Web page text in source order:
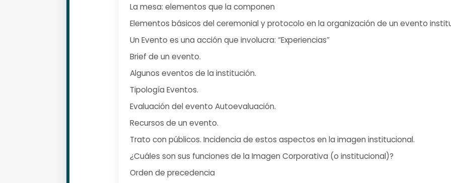
La mesa: elementos que la componen
Elementos básicos del ceremonial y protocolo en la organización de un evento
Un Evento es una acción que involucra: “Experiencias”
Brief de un evento.
Algunos eventos de la institución.
Tipología Eventos.
Evaluación del evento Autoevaluación.
Recursos de un evento.
Trato con públicos. Incidencia de estos aspectos en la imagen institucional.
¿Cuáles son sus funciones de la Imagen Corporativa (o institucional)?
Orden de precedencia